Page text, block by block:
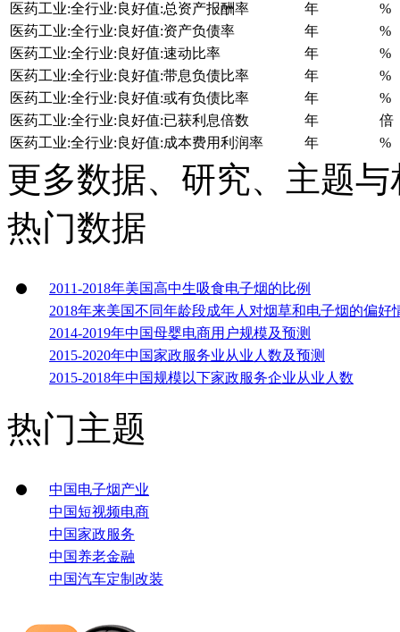
医药工业:全行业:良好值:总资产报酬率
年
%
医药工业:全行业:良好值:资产负债率
年
%
医药工业:全行业:良好值:速动比率
年
%
医药工业:全行业:良好值:带息负债比率
年
%
医药工业:全行业:良好值:或有负债比率
年
%
医药工业:全行业:良好值:已获利息倍数
年
倍
医药工业:全行业:良好值:成本费用利润率
年 %
更多数据、研究、主题
热门数据
2011-2018年美国高中生吸食电子烟的比例
2018年来美国不同年龄段成年人对烟草和电子烟的偏好
2014-2019年中国母婴电商用户规模及预测
2015-2020年中国家政服务业从业人数及预测
2015-2018年中国规模以下家政服务企业从业人数
热门主题
中国电子烟产业
中国短视频电商
中国家政服务
中国养老金融
中国汽车定制改装